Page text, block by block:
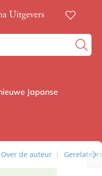
Japanse
Over de auteur